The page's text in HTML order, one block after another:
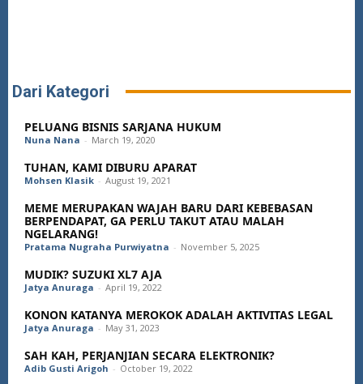
Dari Kategori
PELUANG BISNIS SARJANA HUKUM
Nuna Nana - March 19, 2020
TUHAN, KAMI DIBURU APARAT
Mohsen Klasik - August 19, 2021
MEME MERUPAKAN WAJAH BARU DARI KEBEBASAN
BERPENDAPAT, GA PERLU TAKUT ATAU MALAH
NGELARANG!
Pratama Nugraha Purwiyatna - November 5, 2025
MUDIK? SUZUKI XL7 AJA
Jatya Anuraga - April 19, 2022
KONON KATANYA MEROKOK ADALAH AKTIVITAS LEGAL
Jatya Anuraga - May 31, 2023
SAH KAH, PERJANJIAN SECARA ELEKTRONIK?
Adib Gusti Arigoh - October 19, 2022